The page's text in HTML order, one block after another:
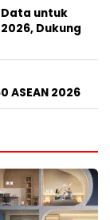
Data untuk
Dukung
ASEAN 2026